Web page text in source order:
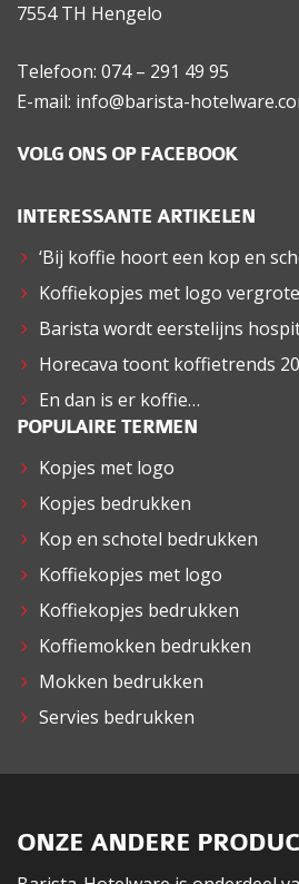
7554 TH Hengelo
Telefoon: 074 – 291 49 95
E-mail: info@barista-
VOLG ONS OP FACEBOOK
INTERESSANTE ARTIKELEN
‘Bij koffie hoort een kop en
Koffiekopjes met logo
Barista wordt eerstelijns
Horecava toont koffietrends
En dan is er koffie…
POPULAIRE TERMEN
Kopjes met logo
Kopjes bedrukken
Kop en schotel bedrukken
Koffiekopjes met logo
Koffiekopjes bedrukken
Koffiemokken bedrukken
Mokken bedrukken
Servies bedrukken
ONZE ANDERE